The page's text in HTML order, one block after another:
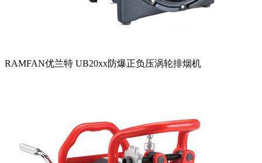
RAMFAN优兰特 UB20xx防爆正负压涡轮排烟机